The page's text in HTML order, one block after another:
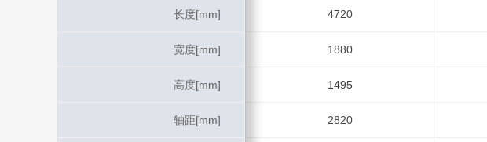
长度[mm] 4720
宽度[mm] 1880
高度[mm] 1495
轴距[mm] 2820
长度[mm]
宽度[mm]
高度[mm]
轴距[mm]